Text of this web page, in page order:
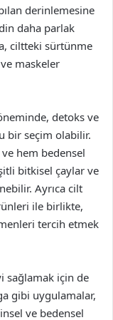
derinlemesine
daha parlak
ciltteki sürtünme
maskeler
detoks ve
bir seçim olabilir.
hem bedensel
bitkisel çaylar ve
Ayrıca cilt
ile birlikte,
tercih etmek
sağlamak için de
gibi uygulamalar,
ve bedensel